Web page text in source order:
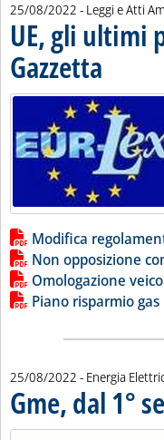
25/08/2022 - Leggi e Atti
UE, gli ultimi
Gazzetta . Pubblicata
Lista allegati PDF
Modifica
Non opposizione
Omologazione
Piano risparmio gas
25/08/2022 - Energia
Gme, dal 1°